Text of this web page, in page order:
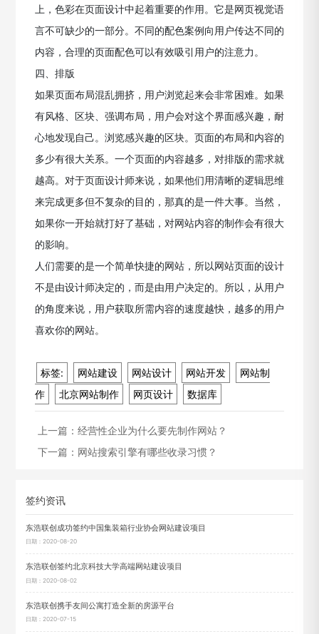
上，色彩在页面设计中起着重要的作用。它是网页视觉语
言不可缺少的一部分。不同的配色案例向用户传达不同的
内容，合理的页面配色可以有效吸引用户的注意力。
四、排版
如果页面布局混乱拥挤，用户浏览起来会非常困难。如果
有风格、区块、强调布局，用户会对这个界面感兴趣，耐
心地发现自己。浏览感兴趣的区块。页面的布局和内容的
多少有很大关系。一个页面的内容越多，对排版的需求就
越高。对于页面设计师来说，如果他们用清晰的逻辑思维
来完成更多但不复杂的目的，那真的是一件大事。当然，
如果你一开始就打好了基础，对网站内容的制作会有很大
的影响。
人们需要的是一个简单快捷的网站，所以网站页面的设计
不是由设计师决定的，而是由用户决定的。所以，从用户
的角度来说，用户获取所需内容的速度越快，越多的用户
喜欢你的网站。
标签: 网站建设 网站设计 网站开发
网站制
作
北京网站制作 网页设计 数据库
上一篇： 经营性企业为什么要先制作网站？
下一篇： 网站搜索引擎有哪些收录习惯？
签约资讯
东浩联创成功签约中国集装箱行业协会网站建设项目
日期：2020-08-20
东浩联创签约北京科技大学高端网站建设项目
日期：2020-08-02
东浩联创携手友间公寓打造全新的房源平台
日期：2020-07-15